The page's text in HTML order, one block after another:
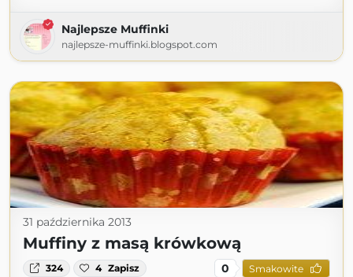
Najlepsze Muffinki
najlepsze-muffinki.blogspot.com
31 października 2013
Muffiny z masą krówkową
324 4 Zapisz 0 Smakowite